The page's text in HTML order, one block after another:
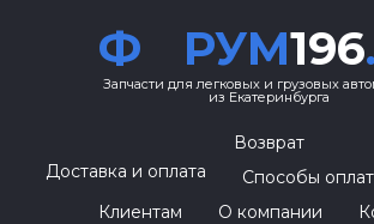
Ф РУМ196
Запчасти для легковых и грузовых
из Екатеринбурга
Возврат
Доставка и оплата
Способы
Клиентам
О компании